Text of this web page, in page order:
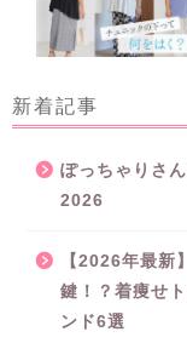
新着記事
ぽっちゃりさ
2026
【2026年最新
鍵！？着痩せ
ンド6選